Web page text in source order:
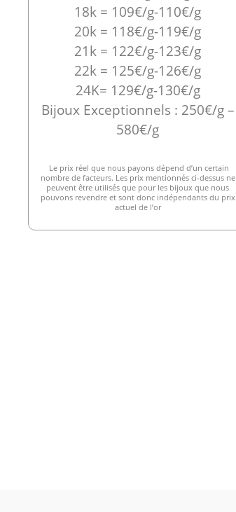
18k = 109€/g-110€/g
20k = 118€/g-119€/g
21k = 122€/g-123€/g
22k = 125€/g-126€/g
24K= 129€/g-130€/g
Bijoux Exceptionnels : 250€/g –
580€/g
Le prix réel que nous payons dépend d’un certain
nombre de facteurs. Les prix mentionnés ci-dessus ne
peuvent être utilisés que pour les bijoux que nous
pouvons revendre et sont donc indépendants du prix
actuel de l’or